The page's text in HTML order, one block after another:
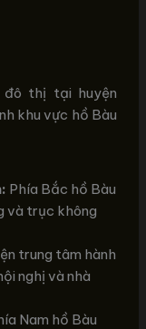
đô thị tại huyện
khu vực hồ Bàu
Phía Bắc hồ Bàu
và trục không
trung tâm hành
nghị và nhà
Nam hồ Bàu